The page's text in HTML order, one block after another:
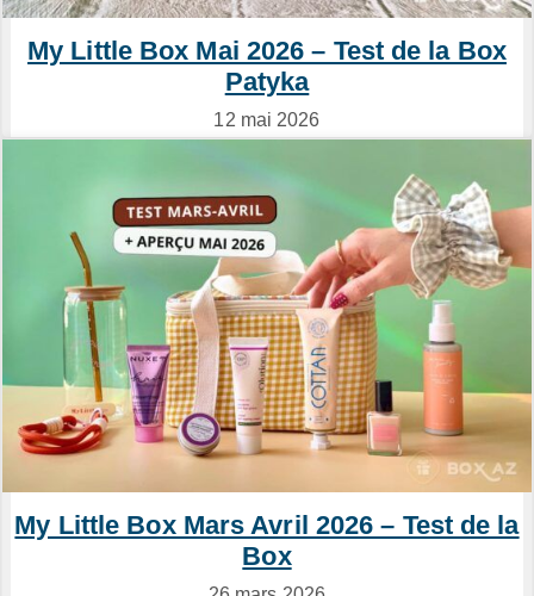
My Little Box Mai 2026 – Test de la Box
Patyka
12 mai 2026
My Little Box Mars Avril 2026 – Test de la
Box